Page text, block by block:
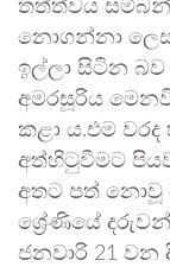
තත්ත්වය
නොගන්නා
ඉල්ලා සිටින බව
අමරසූරිය
කළා ය.එම වරද
අත්හිටුවීමට
අතට පත් නොවූ
ශ්‍රේණියේ
ජනවාරි 21 වන